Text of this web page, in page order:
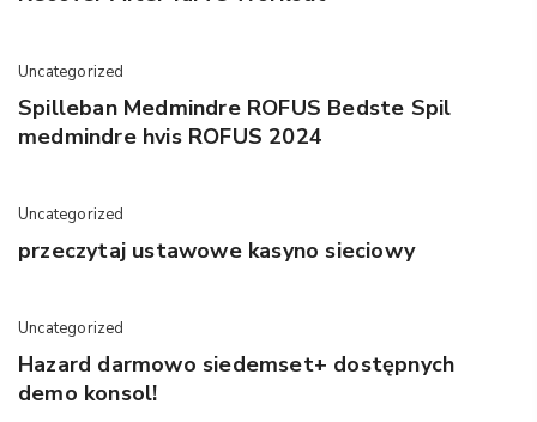
Uncategorized
Spilleban Medmindre ROFUS Bedste Spil
medmindre hvis ROFUS 2024
Uncategorized
przeczytaj ustawowe kasyno sieciowy
Uncategorized
Hazard darmowo siedemset+ dostępnych
demo konsol!